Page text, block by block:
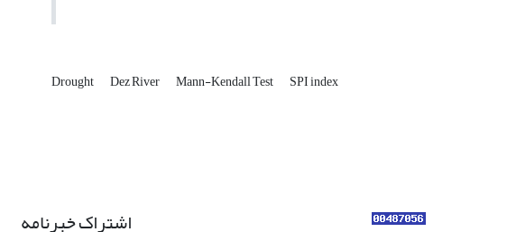
Drought Dez River Mann-Kendall Test SPI index
اشتراک خبرنامه